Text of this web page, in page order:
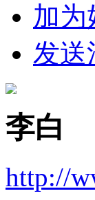
加为
发送
李白
http://